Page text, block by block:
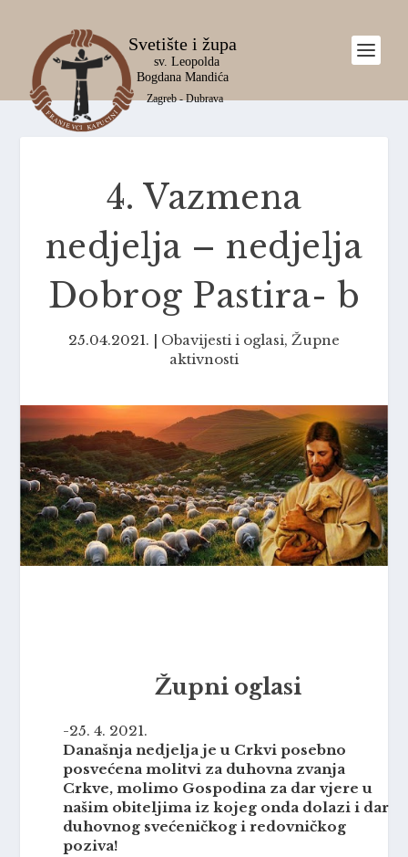
4. Vazmena
nedjelja – nedjelja
Dobrog Pastira- b
25.04.2021. | Obavijesti i oglasi, Župne
aktivnosti
Župni oglasi
-25. 4. 2021.
Današnja nedjelja je u Crkvi posebno
posvećena molitvi za duhovna zvanja
Crkve, molimo Gospodina za dar vjere u
našim obiteljima iz kojeg onda dolazi i dar
duhovnog svećeničkog i redovničkog
poziva!